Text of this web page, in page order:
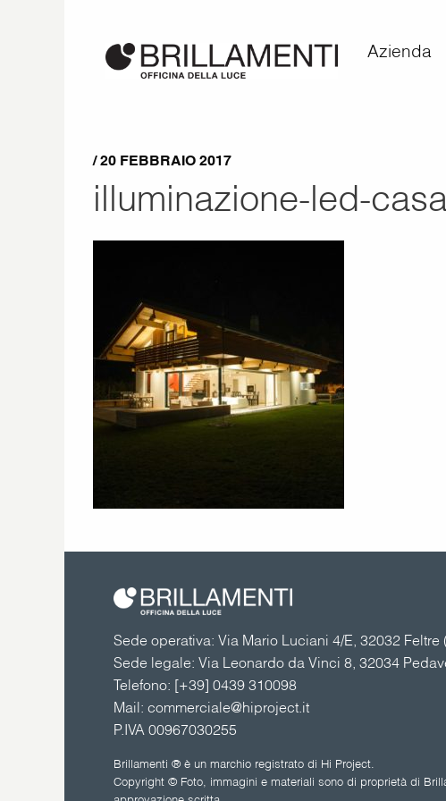
Azienda
/ 20 FEBBRAIO 2017
illuminazione-led-
Sede operativa: Via Mario Luciani 4/E, 32032 Feltre
Sede legale: Via Leonardo da Vinci 8, 32034
Telefono: [+39] 0439 310098
Mail: commerciale@hiproject.it
P.IVA 00967030255
Brillamenti ® è un marchio registrato di Hi Project.
Copyright © Foto, immagini e materiali sono di proprietà di